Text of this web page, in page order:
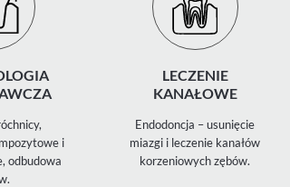
i
odbudowa
LECZENIE
KANAŁOWE
Endodoncja – usunięcie
miazgi i leczenie kanałów
korzeniowych zębów.